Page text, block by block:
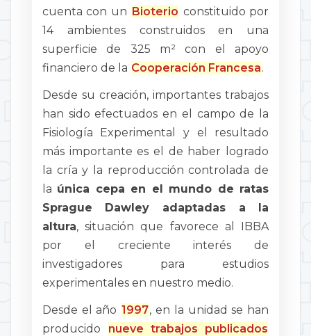
cuenta con un Bioterio constituido por
14 ambientes construidos en una
superficie de 325 m² con el apoyo
financiero de la Cooperación Francesa.
Desde su creación, importantes trabajos
han sido efectuados en el campo de la
Fisiología Experimental y el resultado
más importante es el de haber logrado
la cría y la reproducción controlada de
la única cepa en el mundo de ratas
Sprague Dawley adaptadas a la
altura, situación que favorece al IBBA
por el creciente interés de
investigadores para estudios
experimentales en nuestro medio.
Desde el año 1997, en la unidad se han
producido
nueve trabajos publicados